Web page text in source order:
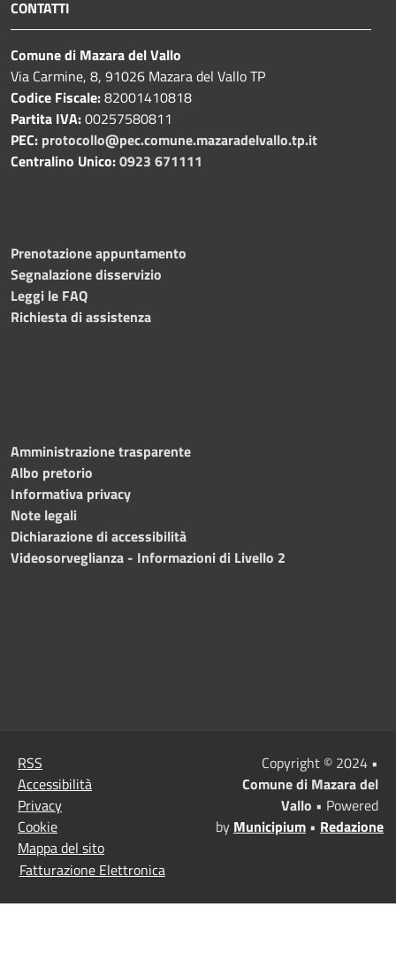
CONTATTI
Comune di Mazara del Vallo
Via Carmine, 8, 91026 Mazara del Vallo TP
Codice Fiscale:82001410818
Partita IVA:00257580811
PEC: protocollo@pec.comune.mazaradelvallo.tp.it
Centralino Unico:0923 671111
Prenotazione appuntamento
Segnalazione disservizio
Leggi le FAQ
Richiesta di assistenza
Amministrazione trasparente
Albo pretorio
Informativa privacy
Note legali
Dichiarazione di accessibilità
Videosorveglianza - Informazioni di Livello 2
RSS
Accessibilità
Privacy
Cookie
Mappa del sito
Fatturazione Elettronica
Copyright © 2024 •
Comune di Mazara del
Vallo • Powered
by Municipium • Redazione